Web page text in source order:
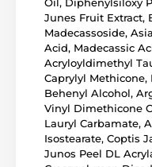
Junes Fruit Extract,
Madecassoside,
Acid, Madecassic
Acryloyldimethyl
Caprylyl Methicone,
Behenyl Alcohol,
Vinyl Dimethicone
Lauryl Carbamate,
Isostearate, Coptis
Junos Peel DL